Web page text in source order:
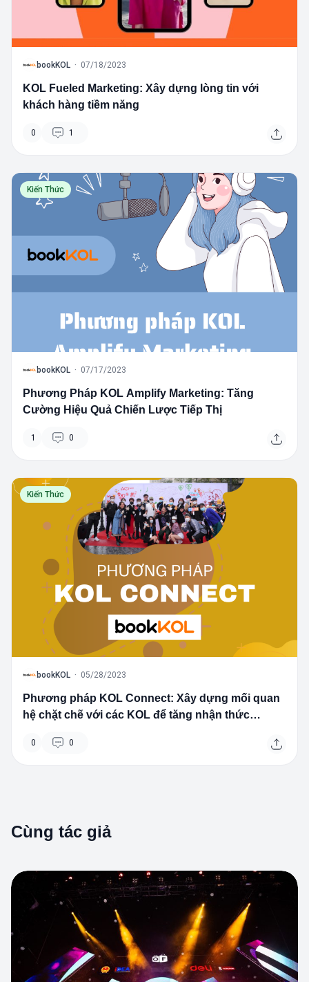
B bookKOL · 07/18/2023
KOL Fueled Marketing: Xây dựng lòng tin với
khách hàng tiềm năng
0 1
Kiến Thức
B bookKOL · 07/17/2023
Phương Pháp KOL Amplify Marketing: Tăng
Cường Hiệu Quả Chiến Lược Tiếp Thị
1 0
Kiến Thức
B bookKOL · 05/28/2023
Phương pháp KOL Connect: Xây dựng mối quan
hệ chặt chẽ với các KOL để tăng nhận thức
0 0
Cùng tác giả